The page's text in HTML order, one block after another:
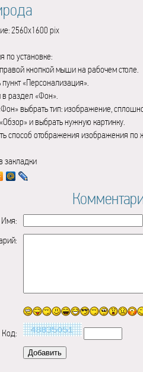
2560x1600 pix
по установке:
кнопкой мыши на рабочем столе.
«Персонализация».
раздел «Фон».
выбрать тип: изображение,
и выбрать нужную картинку.
способ отображения изображения по
закладки
Код: